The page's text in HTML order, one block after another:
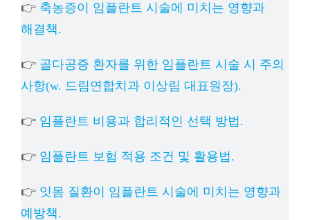
👉 축농증이 임플란트 시술에 미치는 영향과
해결책.
👉 골다공증 환자를 위한 임플란트 시술 시 주의
사항(w. 드림연합치과 이상림 대표원장).
👉 임플란트 비용과 합리적인 선택 방법.
👉 임플란트 보험 적용 조건 및 활용법.
👉 잇몸 질환이 임플란트 시술에 미치는 영향과
예방책.